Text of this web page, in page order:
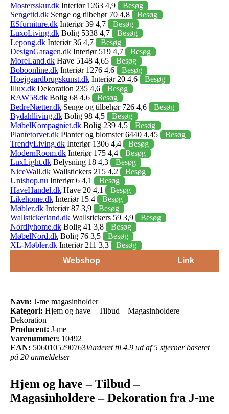
Mostersskur.dk Interiør 1263 4,9
Besøg
Sengetid.dk Senge og tilbehør 70 4,8
Besøg
ESfurniture.dk Interiør 39 4,7
Besøg
LuxoLiving.dk Bolig 5338 4,7
Besøg
Lepong.dk Interiør 36 4,7
Besøg
DesignGaragen.dk Interiør 519 4,7
Besøg
MoreLand.dk Have 5148 4,65
Besøg
Boboonline.dk Interiør 1276 4,6
Besøg
Hoejgaardbrugskunst.dk Interiør 20 4,6
Besøg
Illux.dk Dekoration 235 4,6
Besøg
RAW58.dk Bolig 68 4,6
Besøg
BedreNætter.dk Senge og tilbehør 726 4,6
Besøg
Bydahlliving.dk Bolig 98 4,5
Besøg
MøbelKompagniet.dk Bolig 239 4,5
Besøg
Plantetorvet.dk Planter og blomster 6440 4,45
Besøg
TrendyLiving.dk Interiør 1306 4,4
Besøg
ModernRoom.dk Interiør 175 4,4
Besøg
LuxLight.dk Belysning 18 4,3
Besøg
NiceWall.dk Wallstickers 215 4,2
Besøg
Unishop.nu Interiør 6 4,1
Besøg
HaveHandel.dk Have 20 4,1
Besøg
Likehome.dk Interiør 15 4
Besøg
Møbler.dk Interiør 87 3,9
Besøg
Wallstickerland.dk Wallstickers 59 3,9
Besøg
Nordlyhome.dk Bolig 41 3,8
Besøg
MøbelNord.dk Bolig 76 3,5
Besøg
XL-Møbler.dk Interiør 211 3,3
Besøg
Webshop
Link
Navn: J-me magasinholder
Kategori: Hjem og have – Tilbud – Magasinholdere –
Dekoration
Producent: J-me
Varenummer: 10492
EAN: 5060105290763Vurderet til 4.9 ud af 5 stjerner baseret
på 20 anmeldelser
Hjem og have – Tilbud –
Magasinholdere – Dekoration fra J-me